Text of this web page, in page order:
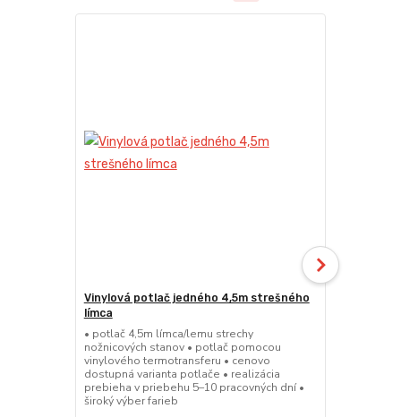
Vinylová potlač jedného 4,5m strešného
límca
• potlač 4,5m límca/lemu strechy
nožnicových stanov • potlač pomocou
vinylového termotransferu • cenovo
dostupná varianta potlače • realizácia
prebieha v priebehu 5–10 pracovných dní •
široký výber farieb